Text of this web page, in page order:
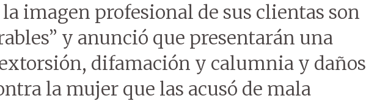
la imagen profesional de sus clientas son
y anunció que presentarán una
difamación y calumnia y daños
la mujer que las acusó de mala